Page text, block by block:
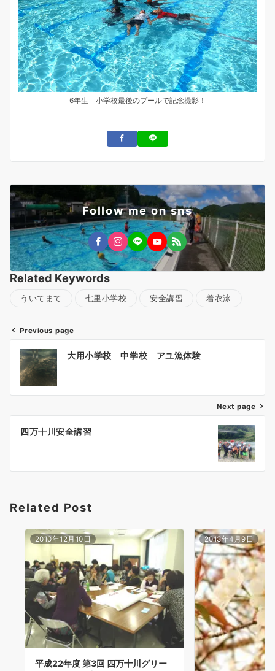
6年生 小学校最後のプールで記念撮影！
Follow me on sns
Related Keywords
ういてまて 七里小学校 安全講習 着衣泳
投
稿
ナ
ビ
シ
ン
Previous page
大用小学校 中学校 アユ漁体験
Next page
四万十川安全講習
Related Post
2010年12月10日
平成22年度 第3回 四万十川グリー
2013年4月9日